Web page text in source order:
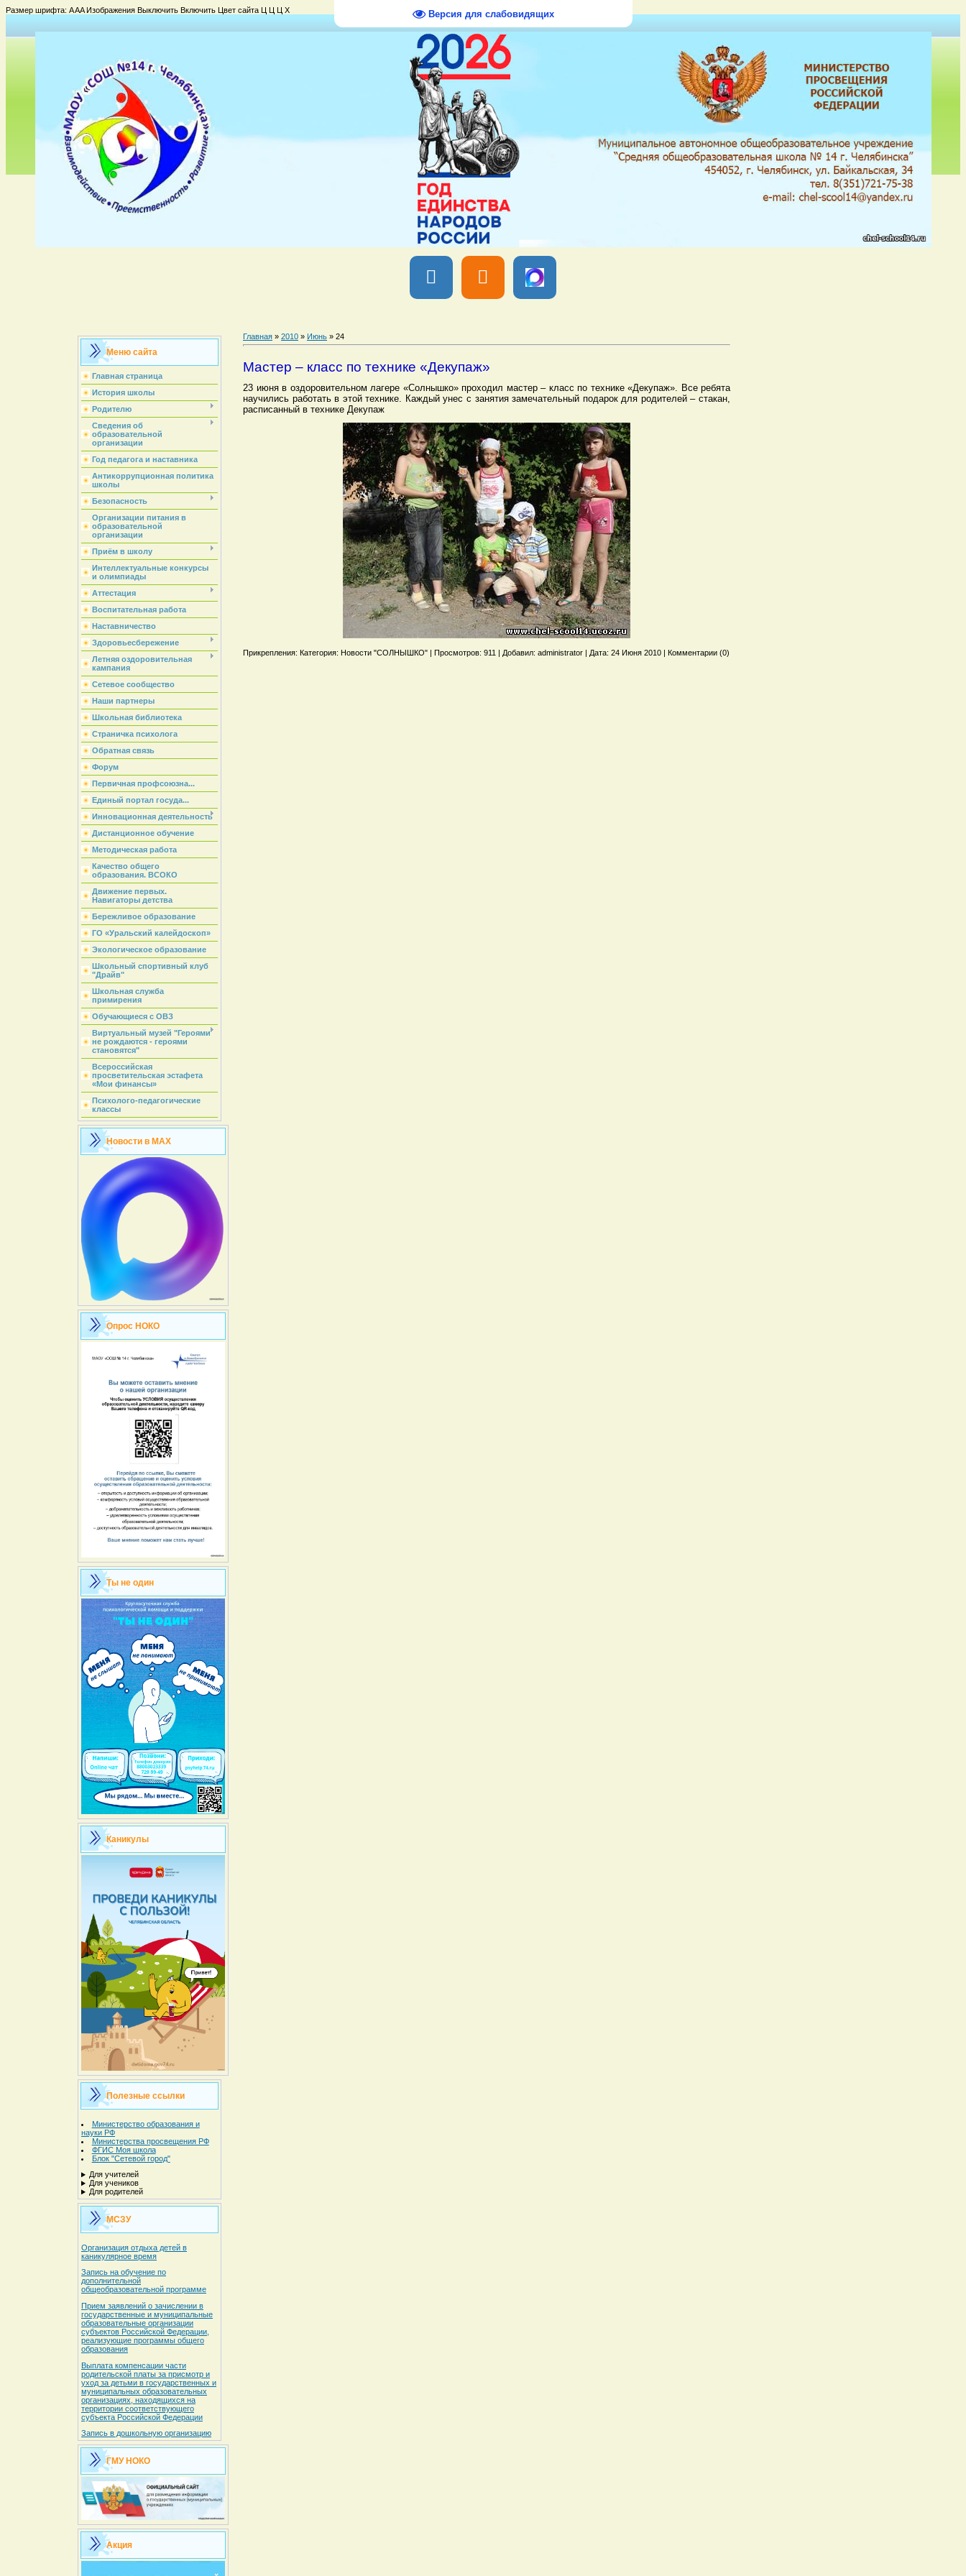
Версия для слабовидящих
Размер шрифта: AAAИзображения Выключить Включить Цвет сайта Ц Ц Ц Х
Вы вошли какГостьГруппа "Гости" Пятница, 07 Августа 2026,
Меню сайта
Главная страница
История школы
Родителю
Сведения об
образовательной
организации
Год педагога и наставника
Антикоррупционная политика
школы
Безопасность
Организации питания в
образовательной
организации
Приём в школу
Интеллектуальные конкурсы
и олимпиады
Аттестация
Воспитательная работа
Наставничество
Здоровьесбережение
Летняя оздоровительная
кампания
Сетевое сообщество
Наши партнеры
Школьная библиотека
Страничка психолога
Обратная связь
Форум
Первичная профсоюзна...
Единый портал госуда...
Инновационная деятельность
Дистанционное обучение
Методическая работа
Качество общего
образования. ВСОКО
Движение первых.
Навигаторы детства
Бережливое образование
ГО «Уральский калейдоскоп»
Экологическое образование
Школьный спортивный клуб
"Драйв"
Школьная служба
примирения
Обучающиеся с ОВЗ
Виртуальный музей "Героями
не рождаются - героями
становятся"
Всероссийская
просветительская эстафета
«Мои финансы»
Психолого-педагогические
классы
Новости в MAX
Опрос НОКО
Ты не один
Каникулы
Полезные ссылки
Министерство образования и
науки РФ
Министерства просвещения РФ
ФГИС Моя школа
Блок "Сетевой город"
Для учителей
Для учеников
Для родителей
МСЗУ
Организация отдыха детей в
каникулярное время
Запись на обучение по
дополнительной
общеобразовательной программе
Прием заявлений о зачислении в
государственные и муниципальные
образовательные организации
субъектов Российской Федерации,
реализующие программы общего
образования
Выплата компенсации части
родительской платы за присмотр и
уход за детьми в государственных и
муниципальных образовательных
организациях, находящихся на
территории соответствующего
субъекта Российской Федерации
Запись в дошкольную организацию
ГМУ НОКО
Акция
Главная » 2010 » Июнь » 24
Мастер – класс по технике «Декупаж»
23 июня в оздоровительном лагере «Солнышко» проходил мастер – класс по технике «Декупаж». Все ребята
научились работать в этой технике. Каждый унес с занятия замечательный подарок для родителей – стакан,
расписанный в технике Декупаж
Прикрепления: Категория: Новости "СОЛНЫШКО" | Просмотров: 911 | Добавил: administrator | Дата: 24 Июня 2010 | Комментарии (0)